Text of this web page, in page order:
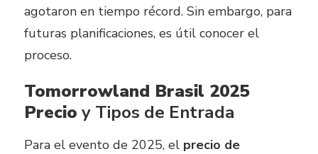
agotaron en tiempo récord. Sin embargo, para
futuras planificaciones, es útil conocer el
proceso.
Tomorrowland Brasil 2025
Precio y Tipos de Entrada
Para el evento de 2025, el precio de